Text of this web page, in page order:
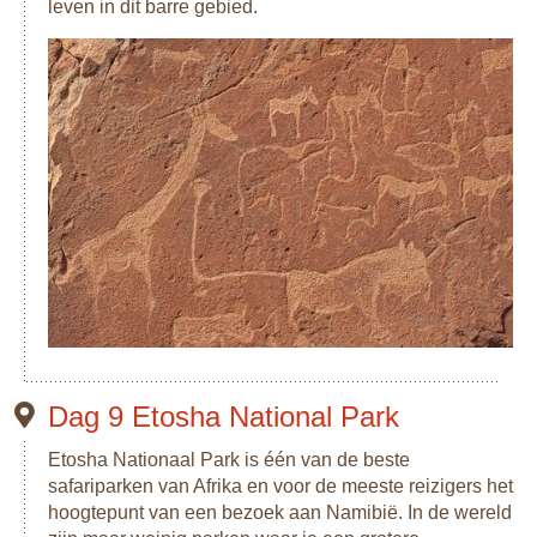
leven in dit barre gebied.
Dag 9 Etosha National Park
Etosha Nationaal Park is één van de beste
safariparken van Afrika en voor de meeste reizigers het
hoogtepunt van een bezoek aan Namibië. In de wereld